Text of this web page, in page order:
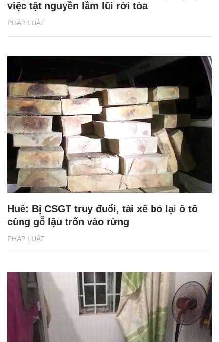
PHÁP LUẬT
việc tật nguyền lầm lũi rời tòa
PHÁP LUẬT
Huế: Bị CSGT truy đuổi, tài xế bỏ lại ô tô
cùng gỗ lậu trốn vào rừng